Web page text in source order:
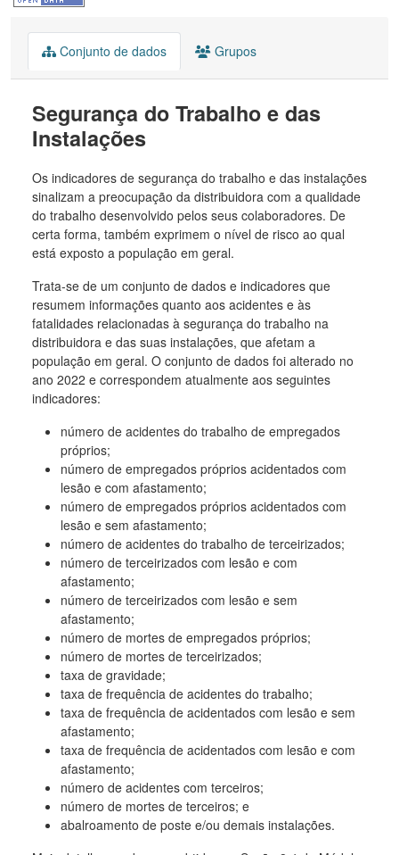
Conjunto de dados Grupos
Segurança do Trabalho e das
Instalações
Os indicadores de segurança do trabalho e das instalações
sinalizam a preocupação da distribuidora com a qualidade
do trabalho desenvolvido pelos seus colaboradores. De
certa forma, também exprimem o nível de risco ao qual
está exposto a população em geral.
Trata-se de um conjunto de dados e indicadores que
resumem informações quanto aos acidentes e às
fatalidades relacionadas à segurança do trabalho na
distribuidora e das suas instalações, que afetam a
população em geral. O conjunto de dados foi alterado no
ano 2022 e correspondem atualmente aos seguintes
indicadores:
número de acidentes do trabalho de empregados
próprios;
número de empregados próprios acidentados com
lesão e com afastamento;
número de empregados próprios acidentados com
lesão e sem afastamento;
número de acidentes do trabalho de terceirizados;
número de terceirizados com lesão e com
afastamento;
número de terceirizados com lesão e sem
afastamento;
número de mortes de empregados próprios;
número de mortes de terceirizados;
taxa de gravidade;
taxa de frequência de acidentes do trabalho;
taxa de frequência de acidentados com lesão e sem
afastamento;
taxa de frequência de acidentados com lesão e com
afastamento;
número de acidentes com terceiros;
número de mortes de terceiros; e
abalroamento de poste e/ou demais instalações.